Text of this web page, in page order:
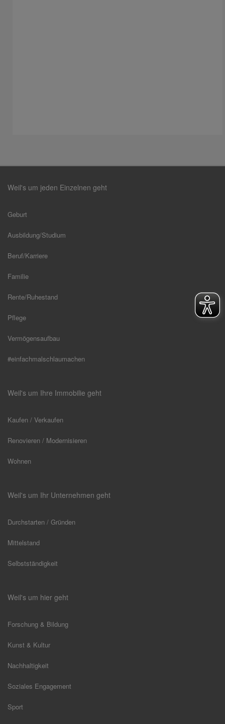
Weil's um jeden Einzelnen geht
Geburt
Ausbildung/Studium
Beruf/Karriere
Familie
Rente/Ruhestand
Pflege
Vermögensaufbau
#einfachmalschlaumachen
Weil's um Ihre Immobilie geht
Kaufen / Verkaufen
Renovieren / Modernisieren
Wohnen
Weil's um Ihr Unternehmen geht
Durchstarten / Gründen
Mittelstand
Selbstständigkeit
Weil's um hier geht
Forschung & Bildung
Kunst & Kultur
Nachhaltigkeit
Soziales Engagement
Sport